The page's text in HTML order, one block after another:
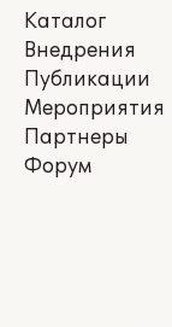
Каталог
Внедрения
Публикации
Мероприятия
Партнеры
Форум